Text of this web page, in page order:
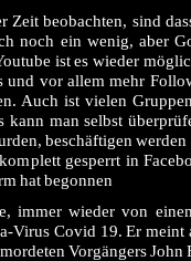
Zeit beobachten, sind
noch ein wenig, aber
ist es wieder
und vor allem mehr
Auch ist vielen
kann man selbst
beschäftigen
gesperrt in
hat begonnen
immer wieder von
Virus Covid 19. Er
Vorgängers John